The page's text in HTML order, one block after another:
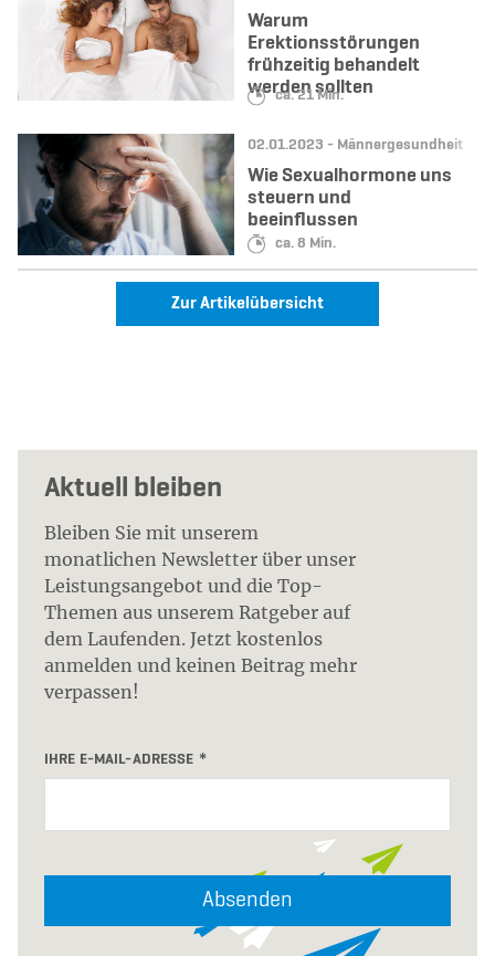
Lesedauer:
ca. 21 Min.
Warum
Erektionsstörungen
frühzeitig behandelt
werden sollten
Datum:
02.01.2023 - Kategorie:
Männergesundheit
Lesedauer:
ca. 8 Min.
Wie Sexualhormone uns
steuern und
beeinflussen
Zur Artikelübersicht
Aktuell bleiben
Bleiben Sie mit unserem
monatlichen Newsletter über unser
Leistungsangebot und die Top-
Themen aus unserem Ratgeber auf
dem Laufenden. Jetzt kostenlos
anmelden und keinen Beitrag mehr
verpassen!
IHRE E-MAIL-ADRESSE
Absenden